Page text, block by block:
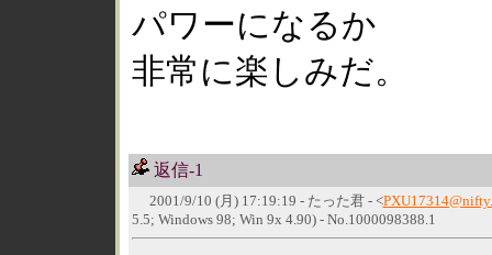
パワーになるか
非常に楽しみだ。
返信-1
2001/9/10 (月) 17:19:19 - たった君 - <
5.5; Windows 98; Win 9x 4.90) - No.1000098388.1